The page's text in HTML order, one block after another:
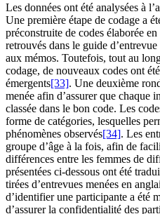
Les données ont été analysées à
Une première étape de codage a
préconstruite de codes élaborée
retrouvés dans le guide
aux mémos. Toutefois, tout au
codage, de nouveaux codes ont
émergents[33]. Une deuxième
menée afin d’assurer que chaque
classée dans le bon code. Les
forme de catégories, lesquelles
phénomènes observés[34]. Les
groupe d’âge à la fois, afin de
différences entre les femmes de
présentées ci-dessous ont été
tirées d’entrevues menées en
d’identifier une participante a été
d’assurer la confidentialité des